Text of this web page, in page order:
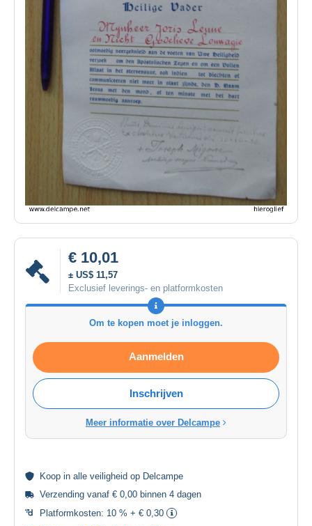
€ 10,01
± US$ 11,57
Exclusief leverings- en platformkosten
Om te kopen moet je inloggen.
Aanmelden
Inschrijven
Meer informatie over Delcampe
Koop in alle veiligheid op Delcampe
Verzending vanaf € 0,00 binnen 4 dagen
Platformkosten: 10 % + € 0,30